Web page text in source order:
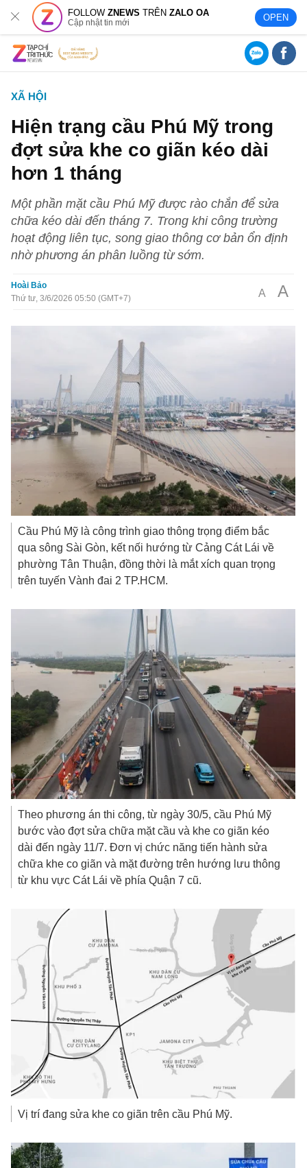
FOLLOWZNEWS TRÊNZALO OA
Cập nhật tin mới OPEN
XÃ HỘI
Hiện trạng cầu Phú Mỹ trong
đợt sửa khe co giãn kéo dài
hơn 1 tháng
Một phần mặt cầu Phú Mỹ được rào chắn để sửa
chữa kéo dài đến tháng 7. Trong khi công trường
hoạt động liên tục, song giao thông cơ bản ổn định
nhờ phương án phân luồng từ sớm.
Hoài Bảo
Thứ tư, 3/6/2026 05:50 (GMT+7)
A A
Cầu Phú Mỹ là công trình giao thông trọng điểm bắc
qua sông Sài Gòn, kết nối hướng từ Cảng Cát Lái về
phường Tân Thuận, đồng thời là mắt xích quan trọng
trên tuyến Vành đai 2 TP.HCM.
Theo phương án thi công, từ ngày 30/5, cầu Phú Mỹ
bước vào đợt sửa chữa mặt cầu và khe co giãn kéo
dài đến ngày 11/7. Đơn vị chức năng tiến hành sửa
chữa khe co giãn và mặt đường trên hướng lưu thông
từ khu vực Cát Lái về phía Quận 7 cũ.
Vị trí đang sửa khe co giãn trên cầu Phú Mỹ.